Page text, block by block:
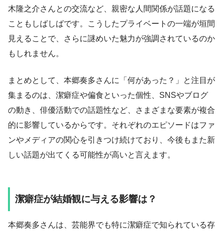
木隆之介さんとの交流など、親密な人間関係が話題になる
こともしばしばです。こうしたプライベートの一端が垣間
見えることで、さらに謎めいた魅力が強調されているのか
もしれません。
まとめとして、本郷奏多さんに「何があった？」と注目が
集まるのは、潔癖症や偏食といった個性、SNSやブログ
の動き、俳優活動での話題性など、さまざまな要素が複合
的に影響しているからです。それぞれのエピソードはファ
ンやメディアの関心を引きつけ続けており、今後もまた新
しい話題が出てくる可能性が高いと言えます。
潔癖症が結婚観に与える影響は？
本郷奏多さんは、芸能界でも特に潔癖症で知られている存